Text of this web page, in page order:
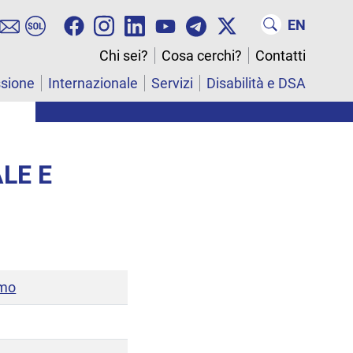
EN
Chi sei?
Cosa cerchi?
Contatti
Internazionale Servizi Disabilità e DSA
E